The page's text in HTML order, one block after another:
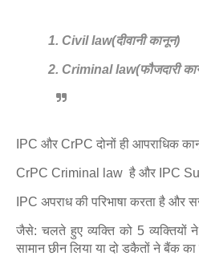
1. Civil law(दीवानी कानून)
2. Criminal law(फौजदारी
IPC और CrPC दोनों ही आपराधिक
CrPC Criminal law है और IPC
IPC अपराध की परिभाषा करता है और
जैसे: चलते हुए व्यक्ति को 5
सामान छीन लिया या दो डकैतों ने बैंक